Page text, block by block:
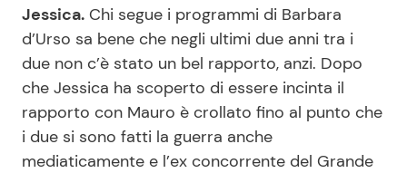
Viaggi e Turismo
Festività
Ricette Feste
Ricette per Bambini
Jessica. Chi segue i programmi di Barbara
d’Urso sa bene che negli ultimi due anni tra i
due non c’è stato un bel rapporto, anzi. Dopo
che Jessica ha scoperto di essere incinta il
rapporto con Mauro è crollato fino al punto che
i due si sono fatti la guerra anche
mediaticamente e l’ex concorrente del Grande